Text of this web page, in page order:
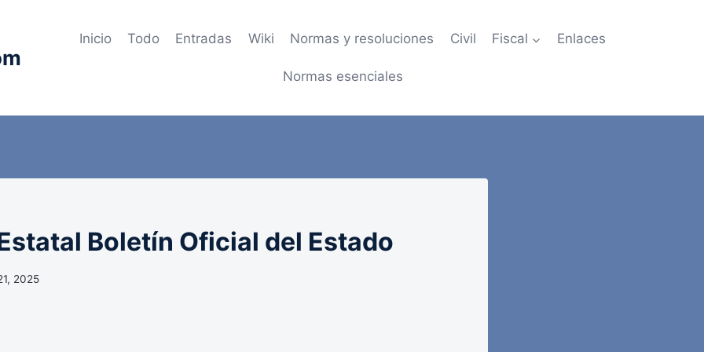
Inicio Todo Entradas Wiki Normas y resoluciones Civil Fiscal Enlaces
Normas esenciales
Boletín Oficial del Estado
2025